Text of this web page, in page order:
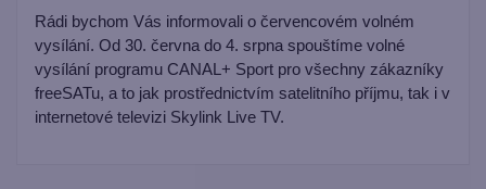
Rádi bychom Vás informovali o červencovém volném
vysílání. Od 30. června do 4. srpna spouštíme volné
vysílání programu CANAL+ Sport pro všechny zákazníky
freeSATu, a to jak prostřednictvím satelitního příjmu, tak i v
internetové televizi Skylink Live TV.